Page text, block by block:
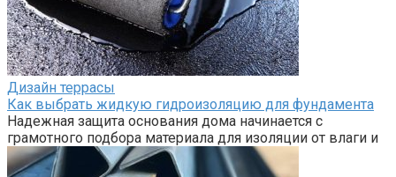
Дизайн террасы
Как выбрать жидкую гидроизоляцию для фундамента
Надежная защита основания дома начинается с
грамотного подбора материала для изоляции от влаги и